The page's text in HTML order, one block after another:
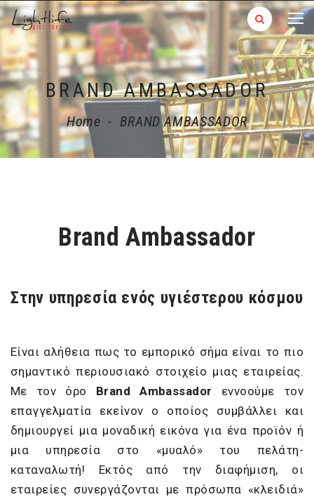
BRAND AMBASSADOR
Home - BRAND AMBASSADOR
Brand Ambassador
Στην υπηρεσία ενός υγιέστερου κόσμου
Είναι αλήθεια πως το εμπορικό σήμα είναι το πιο
σημαντικό περιουσιακό στοιχείο μιας εταιρείας.
Με τον όρο Brand Ambassador εννοούμε τον
επαγγελματία εκείνον ο οποίος συμβάλλει και
δημιουργεί μια μοναδική εικόνα για ένα προϊόν ή
μια υπηρεσία στο «μυαλό» του πελάτη-
καταναλωτή! Εκτός από την διαφήμιση, οι
εταιρείες συνεργάζονται με πρόσωπα «κλειδιά»